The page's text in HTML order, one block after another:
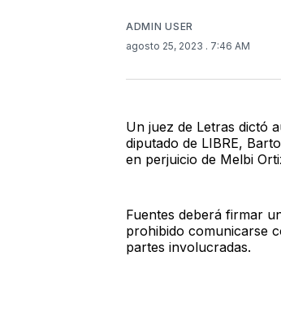
ADMIN USER
agosto 25, 2023 . 7:46 AM
Un juez de Letras dictó
diputado de LIBRE,
en perjuicio de Melbi
Fuentes deberá firmar
prohibido comunicarse
partes involucradas.